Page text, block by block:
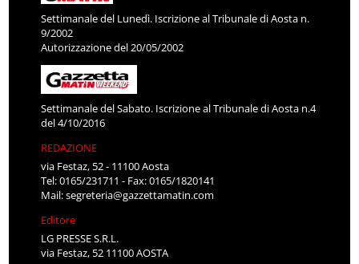
Settimanale del Lunedì. Iscrizione al Tribunale di Aosta n.
9/2002
Autorizzazione del 20/05/2002
Settimanale del Sabato. Iscrizione al Tribunale di Aosta n.4
del 4/10/2016
REDAZIONE
via Festaz, 52 - 11100 Aosta
Tel: 0165/231711 - Fax: 0165/1820141
Mail:segreteria@gazzettamatin.com
Editore
LG PRESSE S.R.L.
via Festaz, 52 11100 AOSTA